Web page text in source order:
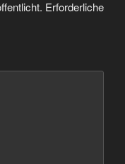
Erforderliche